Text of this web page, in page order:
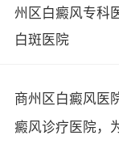
州区白癜风专科
白斑医院
商州区白癜风医
癜风诊疗医院，